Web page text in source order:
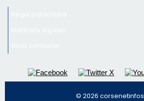
© 2026 corsenetinfos